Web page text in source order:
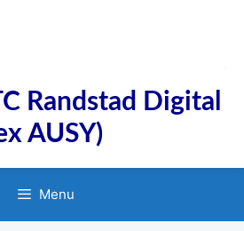
Randstad Digital
AUSY)
Menu